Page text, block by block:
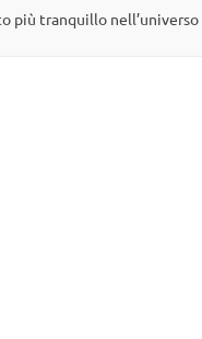
più tranquillo nell’universo